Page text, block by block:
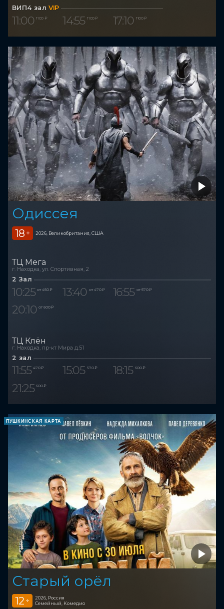
ВИП4 зал VIP
11:00 1 100 ₽ 14:55 1 100 ₽ 17:10 1 100 ₽
Одиссея
18 + 2026, Великобритания, США
ТЦ Мега
г. Находка, ул. Спортивная, 2
2 Зал
10:25 от 450 ₽ 13:40 от 470 ₽ 16:55 от 570 ₽
20:10 от 600 ₽
ТЦ Клён
г. Находка, пр-кт Мира д.51
2 зал
11:55 470 ₽ 15:05 570 ₽ 18:15 600 ₽
21:25 600 ₽
ПУШКИНСКАЯ КАРТА
Старый орёл
12 +
2026, Россия
Семейный, Комедия